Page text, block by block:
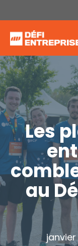
au
contenu
Les
au